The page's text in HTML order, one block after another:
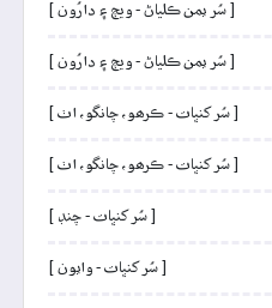
[ سُر يمن ڪلياڻ - ويڄ ۽ دارُون ]
[ سُر يمن ڪلياڻ - ويڄ ۽ دارُون ]
[ سُر کنڀات - ڪرھو، چانگو، اٺ ]
[ سُر کنڀات - ڪرھو، چانگو، اٺ ]
[ سُر کنڀات - چنڊ ]
[ سُر کنڀات - وايون ]